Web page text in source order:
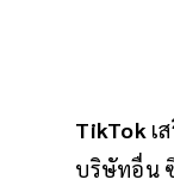
TikTok เ
บริษัทอื่น